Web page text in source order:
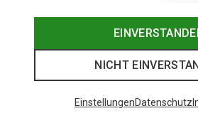
NICHT
EinstellungenDatenschutz